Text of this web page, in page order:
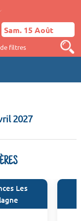
filtres
2027
Les